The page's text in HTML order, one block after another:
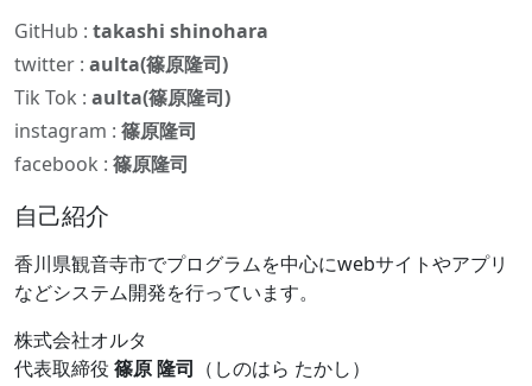
GitHub : takashi shinohara
twitter : aulta(篠原隆司)
Tik Tok : aulta(篠原隆司)
instagram : 篠原隆司
facebook : 篠原隆司
自己紹介
香川県観音寺市でプログラムを中心にwebサイトやアプリ
などシステム開発を行っています。
株式会社オルタ
代表取締役 篠原 隆司 （しのはら たかし）